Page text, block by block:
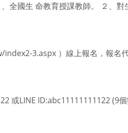
全國生 命教育授課教師。 ２、對
3.aspx ）線上報名，報名
或LINE ID:abc11111111122 (9